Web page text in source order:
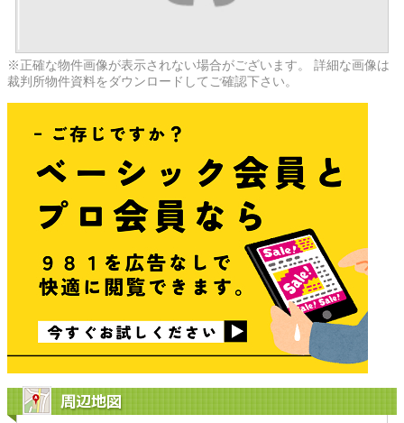
※正確な物件画像が表示されない場合がございます。 詳細な画像は
裁判所物件資料をダウンロードしてご確認下さい。
周辺地図